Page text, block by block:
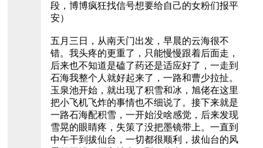
段，博博疯狂找信号想要给自己的女粉们报平
安）
五月三日，从南天门出发，早晨的云海很不
错。我头疼的更重了，只能慢慢跟着后面走，
后来也不知道是磕了药还是适应好了，一走到
石海我整个人就好起来了，一路和曹少拉扯。
玉泉池开始，就出现了积雪和冰，旭佬在这里
把小飞机飞炸的事情也不细说了。接下来就是
一路石海配积雪，一开始没啥感觉，后来发现
雪晃的眼睛疼，失策了没把墨镜带上。一直到
中午干到拔仙台，一切都很顺利，拔仙台的风